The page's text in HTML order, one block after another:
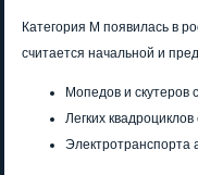
Категория М появилась в
считается начальной и
Мопедов и скутеров
Легких
Электротранспорта